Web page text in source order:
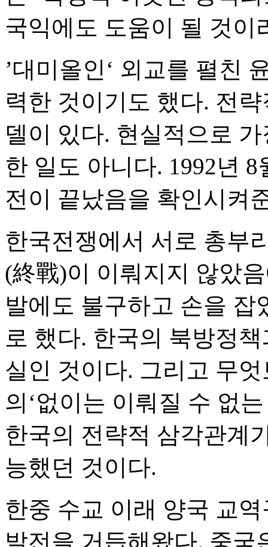
국익에도 도움이 될 것이
’대미올인‘ 외교를 펼친
력한 것이기도 했다. 전
델이 있다. 현실적으로
한 일도 아니다. 1992년
전이 끝났음을 확인시켜
한국전쟁에서 서로 총부
(終戰)이 이뤄지지 않았
발에도 불구하고 손을 잡
로 했다. 한국의 북방정
실인 것이다. 그리고 무
의‘없이는 이뤄질 수 없
한국의 전략적 삼각관계
능했던 것이다.
한중 수교 이래 양국 교
발전을 거듭해왔다. 중